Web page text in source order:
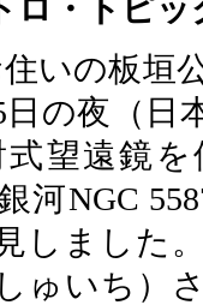
ロ・トピ
いの板垣
の夜（日
望遠鏡
河NGC
しました
ゅいち）